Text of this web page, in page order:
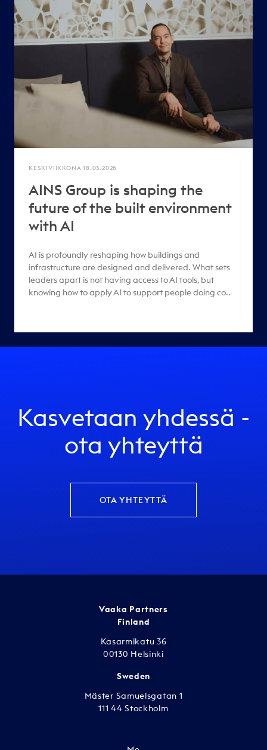
KESKIVIIKKONA 18.03.2026
AINS Group is shaping the
future of the built environment
with AI
AI is profoundly reshaping how buildings and
infrastructure are designed and delivered. What sets
leaders apart is not having access to AI tools, but
knowing how to apply AI to support people doing co..
Kasvetaan yhdessä -
ota yhteyttä
OTA YHTEYTTÄ
Vaaka Partners
Finland
Kasarmikatu 36
00130 Helsinki
Sweden
Mäster Samuelsgatan 1
111 44 Stockholm